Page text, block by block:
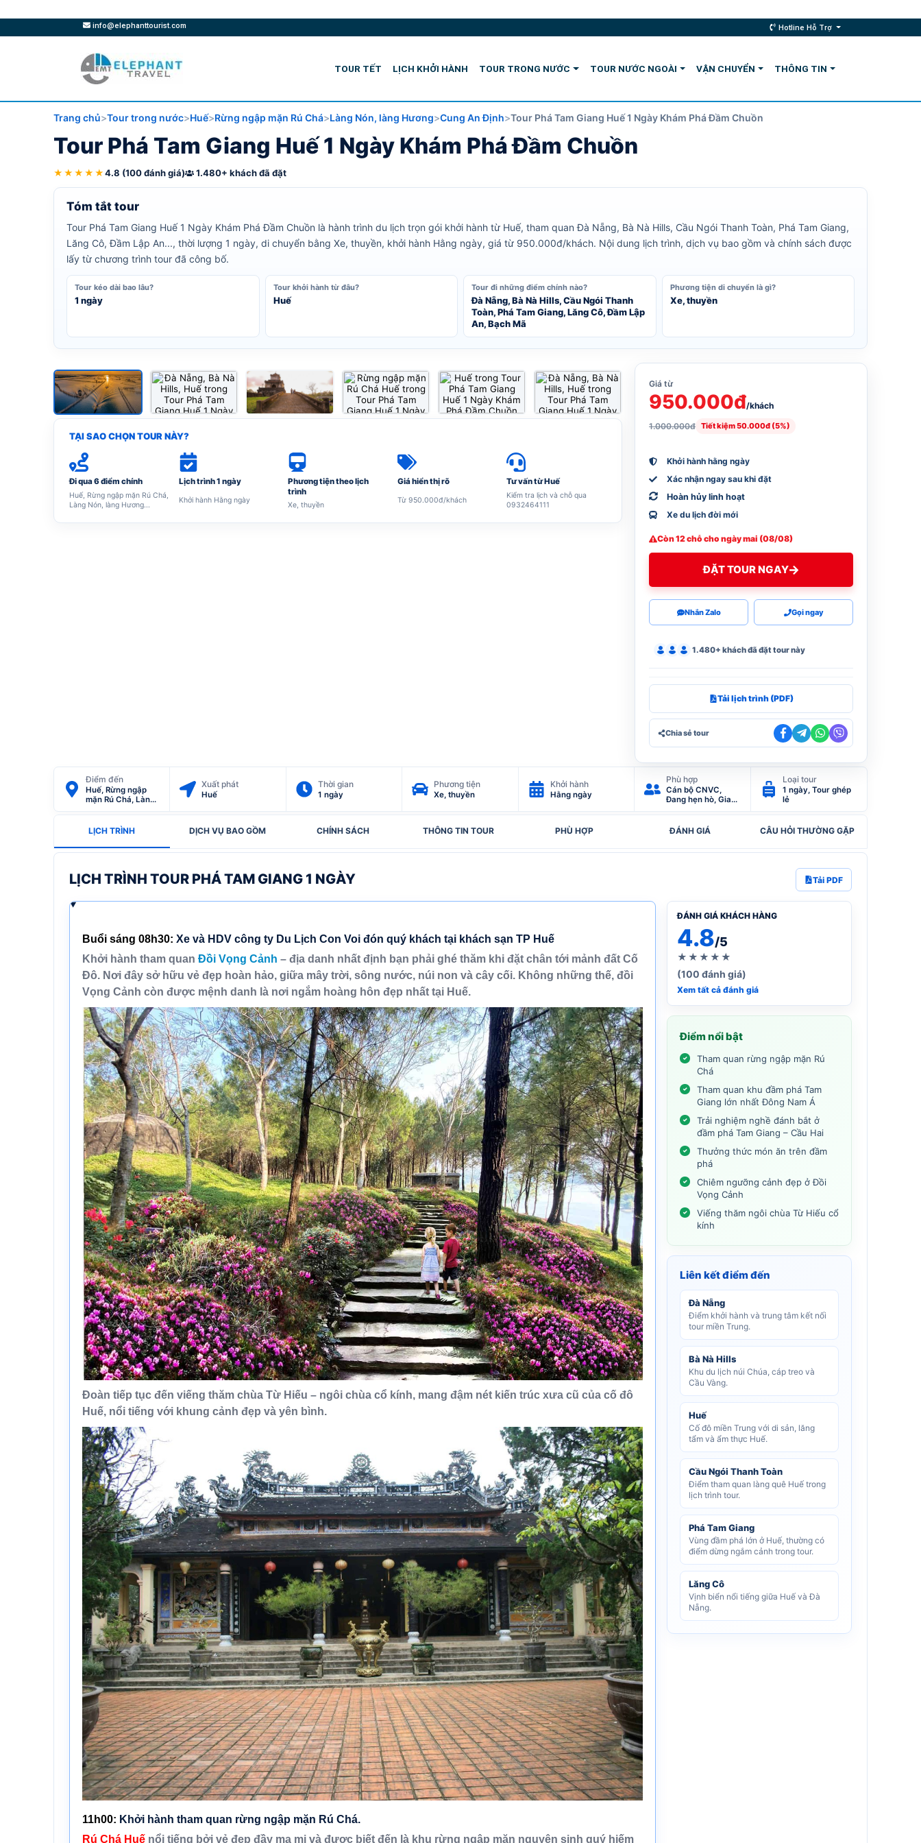
info@elephanttourist.com Hotline Hỗ Trợ
TOUR TẾT LỊCH KHỞI HÀNH TOUR TRONG NƯỚC TOUR NƯỚC NGOÀI VẬN CHUYỂN THÔNG TIN
Trang chủ Tour trong nước Huế Rừng ngập mặn Rú Chá Làng Nón, làng Hương Cung An Định Tour Phá Tam Giang Huế 1 Ngày Khám Phá Đầm Chuồn
Tour Phá Tam Giang Huế 1 Ngày Khám Phá Đầm Chuồn
★★★★★4.8 (100 đánh giá) 1.480+ khách đã đặt
Tóm tắt tour
Tour Phá Tam Giang Huế 1 Ngày Khám Phá Đầm Chuồn là hành trình du lịch trọn gói khởi hành từ Huế, tham quan Đà Nẵng, Bà Nà Hills, Cầu Ngói Thanh Toàn, Phá Tam Giang,
Lăng Cô, Đầm Lập An..., thời lượng 1 ngày, di chuyển bằng Xe, thuyền, khởi hành Hằng ngày, giá từ 950.000đ/khách. Nội dung lịch trình, dịch vụ bao gồm và chính sách được
lấy từ chương trình tour đã công bố.
Tour kéo dài bao lâu?
1 ngày
Tour khởi hành từ đâu?
Huế
Tour đi những điểm chính nào?
Đà Nẵng, Bà Nà Hills, Cầu Ngói Thanh
Toàn, Phá Tam Giang, Lăng Cô, Đầm Lập
An, Bạch Mã
Phương tiện di chuyển là gì?
Xe, thuyền
TẠI SAO CHỌN TOUR NÀY?
Đi qua 6 điểm chính
Huế, Rừng ngập mặn Rú Chá,
Làng Nón, làng Hương...
Lịch trình 1 ngày
Khởi hành Hằng ngày
Phương tiện theo lịch
trình
Xe, thuyền
Giá hiển thị rõ
Từ 950.000đ/khách
Tư vấn từ Huế
Kiểm tra lịch và chỗ qua
0932464111
Giá từ
950.000đ/khách
1.000.000đ Tiết kiệm 50.000đ (5%)
Khởi hành hằng ngày
Xác nhận ngay sau khi đặt
Hoàn hủy linh hoạt
Xe du lịch đời mới
Còn 12 chỗ cho ngày mai (08/08)
ĐẶT TOUR NGAY
Nhắn Zalo Gọi ngay
1.480+ khách đã đặt tour này
Tải lịch trình (PDF)
Chia sẻ tour
Điểm đến
Huế, Rừng ngập
mặn Rú Chá, Làng
Tam Giang
Xuất phát
Huế
Thời gian
1 ngày
Phương tiện
Xe, thuyền
Khởi hành
Hằng ngày
Phù hợp
Cán bộ CNVC,
Đang hẹn hò, Gia
doanh
Loại tour
1 ngày, Tour ghép
lẻ
LỊCH TRÌNH DỊCH VỤ BAO GỒM CHÍNH SÁCH THÔNG TIN TOUR PHÙ HỢP ĐÁNH GIÁ CÂU HỎI THƯỜNG GẶP
LỊCH TRÌNH TOUR PHÁ TAM GIANG 1 NGÀY Tải PDF
Buổi sáng 08h30: Xe và HDV công ty Du Lịch Con Voi đón quý khách tại khách sạn TP Huế
Khởi hành tham quan Đồi Vọng Cảnh – địa danh nhất định bạn phải ghé thăm khi đặt chân tới mảnh đất Cố
Đô. Nơi đây sở hữu vẻ đẹp hoàn hảo, giữa mây trời, sông nước, núi non và cây cối. Không những thế, đồi
Vọng Cảnh còn được mệnh danh là nơi ngắm hoàng hôn đẹp nhất tại Huế.
Đoàn tiếp tục đến viếng thăm chùa Từ Hiếu – ngôi chùa cổ kính, mang đậm nét kiến trúc xưa cũ của cố đô
Huế, nổi tiếng với khung cảnh đẹp và yên bình.
11h00: Khởi hành tham quan rừng ngập mặn Rú Chá.
Rú Chá Huế nổi tiếng bởi vẻ đẹp đầy ma mị và được biết đến là khu rừng ngập mặn nguyên sinh quý hiếm
ĐÁNH GIÁ KHÁCH HÀNG
4.8/5
★★★★★
(100 đánh giá)
Xem tất cả đánh giá
Điểm nổi bật
Tham quan rừng ngập mặn Rú
Chá
Tham quan khu đầm phá Tam
Giang lớn nhất Đông Nam Á
Trải nghiệm nghề đánh bắt ở
đầm phá Tam Giang – Cầu Hai
Thưởng thức món ăn trên đầm
phá
Chiêm ngưỡng cảnh đẹp ở Đồi
Vọng Cảnh
Viếng thăm ngôi chùa Từ Hiếu cổ
kính
Liên kết điểm đến
Đà Nẵng
Điểm khởi hành và trung tâm kết nối
tour miền Trung.
Bà Nà Hills
Khu du lịch núi Chúa, cáp treo và
Cầu Vàng.
Huế
Cố đô miền Trung với di sản, lăng
tẩm và ẩm thực Huế.
Cầu Ngói Thanh Toàn
Điểm tham quan làng quê Huế trong
lịch trình tour.
Phá Tam Giang
Vùng đầm phá lớn ở Huế, thường có
điểm dừng ngắm cảnh trong tour.
Lăng Cô
Vịnh biển nổi tiếng giữa Huế và Đà
Nẵng.